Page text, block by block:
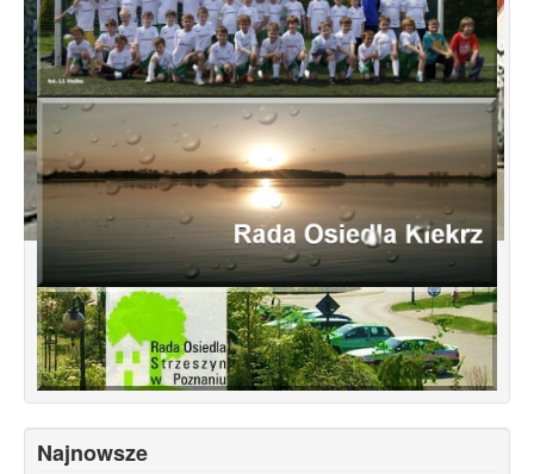
Koncepcja przebudowy ulic Leśnowolskiej
i Łagowskiej
Najnowsze